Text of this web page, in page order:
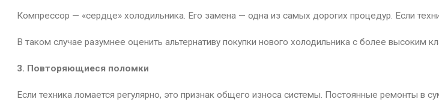
Компрессор — «сердце» холодильника. Его замена — одна из самых дорогих процедур. Если
В таком случае разумнее оценить альтернативу покупки нового холодильника с более высоким
3. Повторяющиеся поломки
Если техника ломается регулярно, это признак общего износа системы. Постоянные ремонты в